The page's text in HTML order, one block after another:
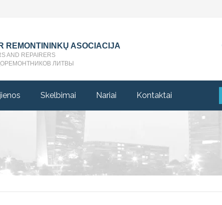
REMONTININKŲ ASOCIACIJA
AND REPAIRERS
ЛИТВЫ
Skelbimai Nariai Kontaktai